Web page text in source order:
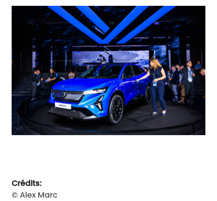
Crédits:
© Alex Marc